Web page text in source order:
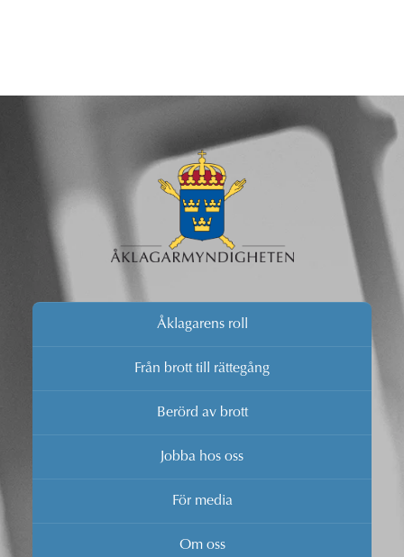
Åklagarens roll
Från brott till rättegång
Berörd av brott
Jobba hos oss
För media
Om oss